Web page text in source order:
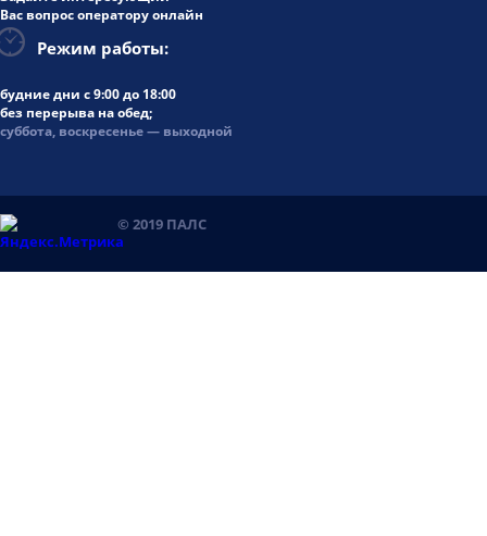
Вас вопрос оператору онлайн
Режим работы:
будние дни с 9:00 до 18:00
без перерыва на обед;
суббота, воскресенье — выходной
© 2019 ПАЛС